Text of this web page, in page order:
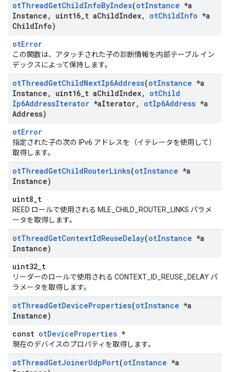
otThreadGetChildInfoByIndex(otInstance *a
Instance , uint16 t aChildIndex, otChildInfo *a
ChildInfo)
otError
この関数は、アタッチされた子の診断情報を内部テーブル イン
デックスによって保持します。
otThreadGetChildNextIp6Address(otInstance *a
Instance , uint16 t aChildIndex, otChild
Ip6AddressIterator *aIterator, otIp6Address *a
Address)
otError
指定された子の次の IPv6 アドレスを（イテレータを使用して）
取得します。
otThreadGetChildRouterLinks(otInstance *a
Instance)
uint8_t
REED ロールで使用される MLE_CHILD_ROUTER_LINKS パラメ
ータを取得します。
otThreadGetContextIdReuseDelay(otInstance *a
Instance)
uint32_t
リーダーのロールで使用される CONTEXT_ID_REUSE_DELAY パ
ラメータを取得します。
otThreadGetDeviceProperties(otInstance *a
Instance)
const otDeviceProperties *
現在のデバイスのプロパティを取得します。
otThreadGetJoinerUdpPort(otInstance *a